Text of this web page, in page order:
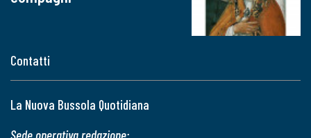
Contatti
La Nuova Bussola Quotidiana
Sede operativa redazione: